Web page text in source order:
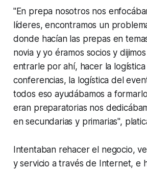
"En prepa nosotros nos
líderes, encontramos un
donde hacían las prepas en
novia y yo éramos socios y
entrarle por ahí, hacer la logística
conferencias, la logística del
todos eso ayudábamos a
eran preparatorias nos
en secundarias y primarias",
Intentaban rehacer el negocio,
y servicio a través de Internet, e